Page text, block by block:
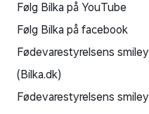
Følg Bilka på YouTube
Følg Bilka på facebook
Fødevarestyrelsens
(Bilka.dk)
Fødevarestyrelsens